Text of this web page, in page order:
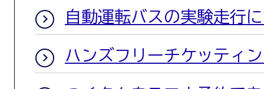
自動運転バスの実験走行
ハンズフリーチケッティ